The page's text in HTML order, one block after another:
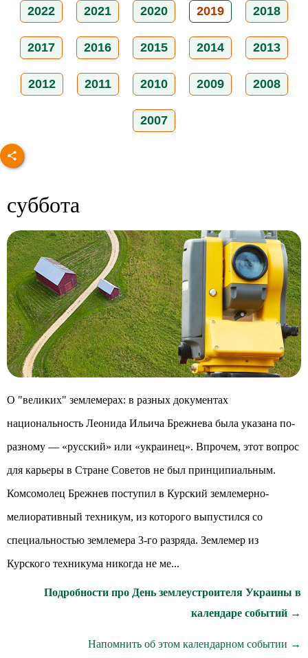
2022 2021 2020 2019 2018
2017 2016 2015 2014 2013
2012 2011 2010 2009 2008
2007
суббота
О "великих" землемерах: в разных документах
национальность Леонида Ильича Брежнева была указана по-
разному — «русский» или «украинец». Впрочем, этот вопрос
для карьеры в Стране Советов не был принципиальным.
Комсомолец Брежнев поступил в Курский землемерно-
мелиоративный техникум, из которого выпустился со
специальностью землемера 3-го разряда. Землемер из
Курского техникума никогда не ме...
Подробности про День землеустроителя Украины в
календаре событий →
Напомнить об этом календарном событии →